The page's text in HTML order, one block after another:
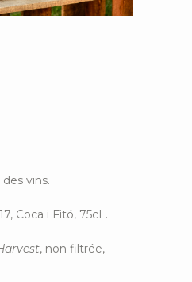
vins.
Coca i Fitó, 75cL.
, non filtrée,